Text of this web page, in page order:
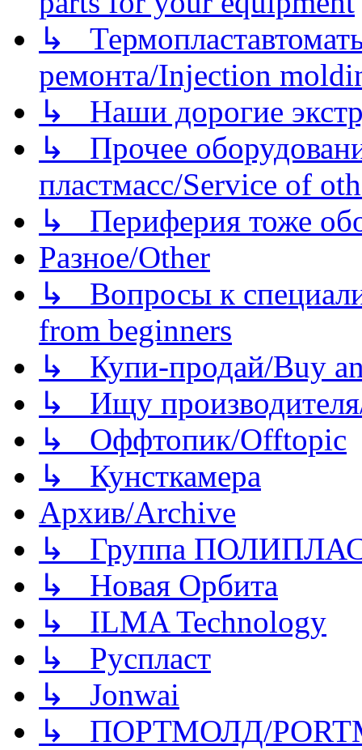
↳
ремонта/Injection
↳ Наши дорогие
↳ Прочее
пластмасс/Service of
↳ Периферия тоже
Разное/Other
↳ Вопросы к
from beginners
↳ Купи-продай/Buy
↳ Ищу
↳ Оффтопик/Offtopic
↳ Кунсткамера
Архив/Archive
↳ Группа
↳ Новая Орбита
↳ ILMA Technology
↳ Руспласт
↳ Jonwai
↳ ПОРТМОЛД/